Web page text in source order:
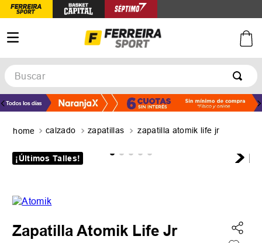
Buscar
TÉRMINOS MÁS BUSCADOS
3.
zapatillas mujer
5. medias
calzado zapatillas zapatilla atomik life jr
¡Últimos Talles!
Zapatilla Atomik Life Jr